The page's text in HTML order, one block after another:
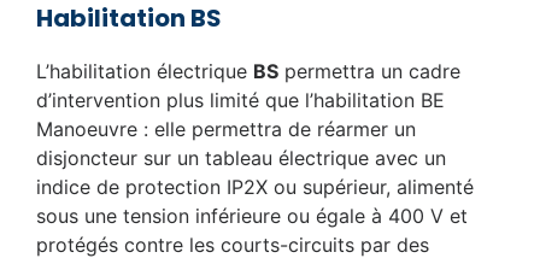
Habilitation BS
L’habilitation électrique BS permettra un cadre
d’intervention plus limité que l’habilitation BE
Manoeuvre : elle permettra de réarmer un
disjoncteur sur un tableau électrique avec un
indice de protection IP2X ou supérieur, alimenté
sous une tension inférieure ou égale à 400 V et
protégés contre les courts-circuits par des